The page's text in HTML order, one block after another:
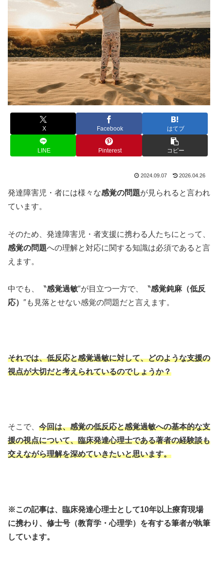
X Facebook はてブ
LINE Pinterest コピー
2024.09.07 2026.04.26
発達障害児・者には様々な感覚の問題が見られると言われ
ています。
そのため、発達障害児・者支援に携わる人たちにとって、
感覚の問題への理解と対応に関する知識は必須であると言
えます。
中でも、〝感覚過敏″が目立つ一方で、〝感覚鈍麻（低反
応） ″も見落とせない感覚の問題だと言えます。
それでは、低反応と感覚過敏に対して、どのような支援の
視点が大切だと考えられているのでしょうか？
そこで、 今回は、感覚の低反応と感覚過敏への基本的な支
援の視点について、臨床発達心理士である著者の経験談も
交えながら理解を深めていきたいと思います。
※この記事は、臨床発達心理士として10年以上療育現場
に携わり、修士号（教育学・心理学）を有する筆者が執筆
しています。